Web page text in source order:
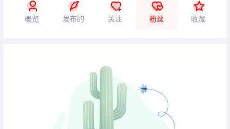
概览 发布的 关注 粉丝 收藏